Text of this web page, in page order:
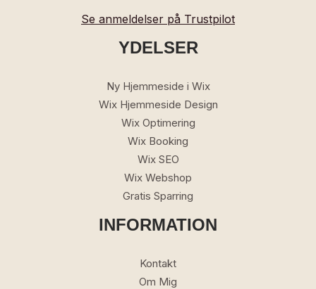
Se anmeldelser på Trustpilot
YDELSER
Ny Hjemmeside i Wix
Wix Hjemmeside Design
Wix Optimering
Wix Booking
Wix SEO
Wix Webshop
Gratis Sparring
INFORMATION
Kontakt
Om Mig